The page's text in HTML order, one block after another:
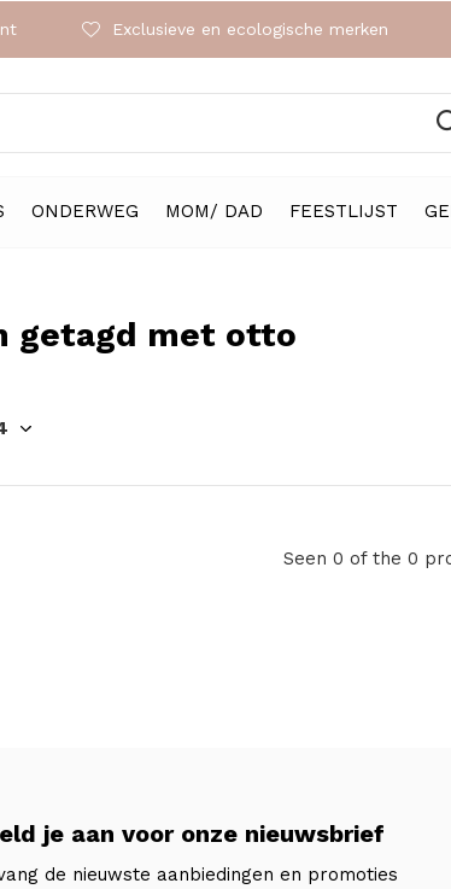
ONDERWEG MOM/ DAD FEESTLIJST
Exclusieve en ecologische merken
getagd met otto
Seen 0 of the 0
je aan voor onze nieuwsbrief
de nieuwste aanbiedingen en promoties